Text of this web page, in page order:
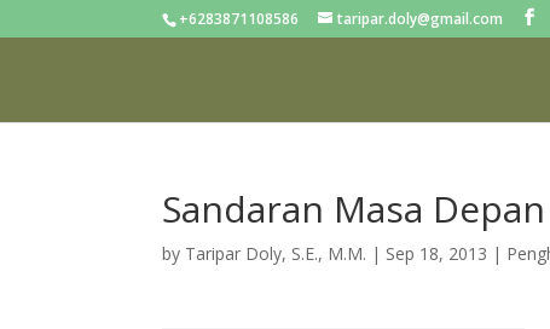
+6283871108586 taripar.doly@gmail.com
Sandaran Masa Depan
by Taripar Doly, S.E., M.M. | Sep 18, 2013 |